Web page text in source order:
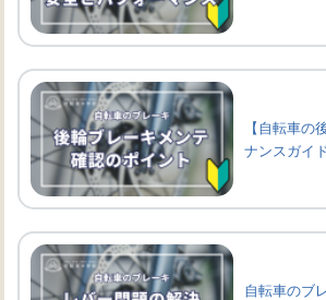
【自転車の
ナンスガイ
自転車のブ